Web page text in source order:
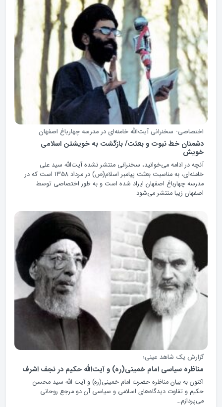
اختصاصی- سخنرانی آیت‌الله خامنه‌ای در مدرسه چهارباغ اصفهان
دشمنان خط نبوت و بعثت/ بازگشت به خویشتن اسلامی
خویش
آنچه در ادامه می‌خوانید، سخنرانی منتشر نشده آیت‌الله سید علی
خامنه‌ای، به مناسبت بعثت پیامبر اسلام(ص) در مرداد 1358 است که در
مدرسه چهارباغ اصفهان ایراد شده است و به طور اختصاصی توسط
اصفهان زیبا منتشر می‌شود
گزارش یک شاهد عینی؛
مناظره سیاسی امام خمینی(ره) و آیت‌الله حکیم در نجف اشرف
اکنون به بیان مناظره حضرت امام خمینی(ره) و آیت الله سید محسن
حکیم و تفاوت دیدگاه‌های اسلامی و سیاسی آن دو مرجع روحانی
می‌پردازم…